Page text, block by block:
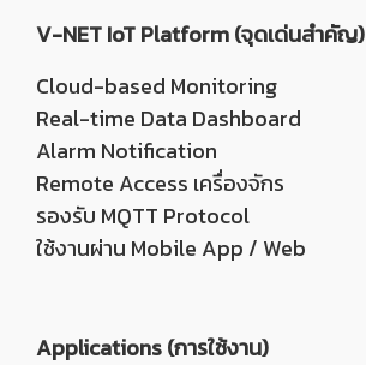
V-NET IoT Platform (จุดเด่นสำคัญ)
Cloud-based Monitoring
Real-time Data Dashboard
Alarm Notification
Remote Access เครื่องจักร
รองรับ MQTT Protocol
ใช้งานผ่าน Mobile App / Web
Applications (การใช้งาน)